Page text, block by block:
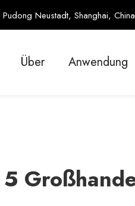
Neustadt, Shanghai, China
Über Anwendung